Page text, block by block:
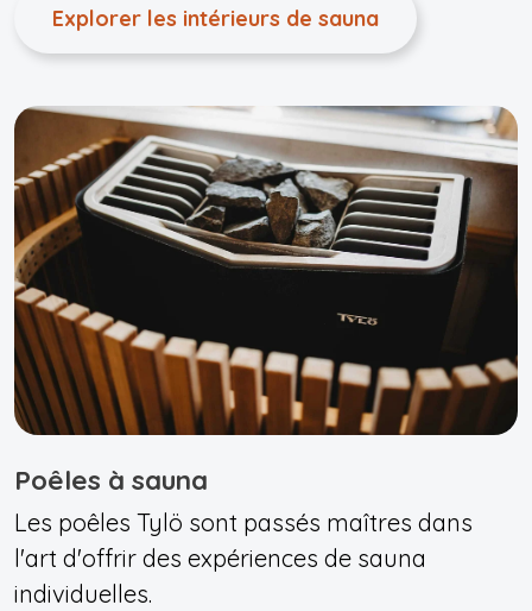
Explorer les intérieurs de sauna
Poêles à sauna
Les poêles Tylö sont passés maîtres dans
l'art d'offrir des expériences de sauna
individuelles.